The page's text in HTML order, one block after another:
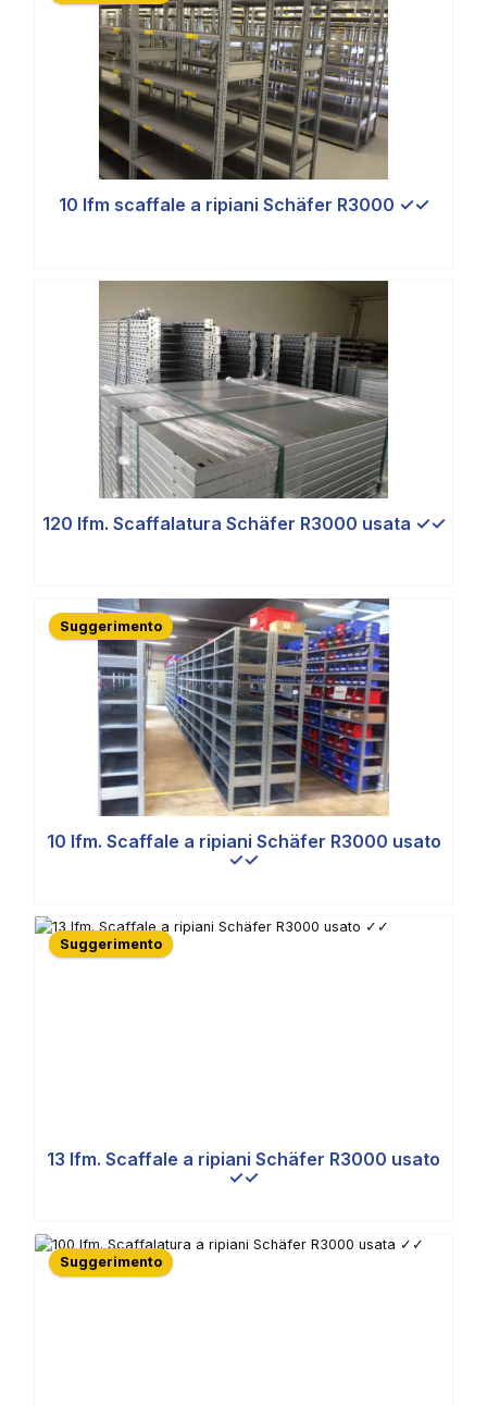
10 lfm scaffale a ripiani Schäfer R3000 ✓✓
120 lfm. Scaffalatura Schäfer R3000 usata ✓✓
Suggerimento
10 lfm. Scaffale a ripiani Schäfer R3000 usato
✓✓
Suggerimento
13 lfm. Scaffale a ripiani Schäfer R3000 usato
✓✓
Suggerimento